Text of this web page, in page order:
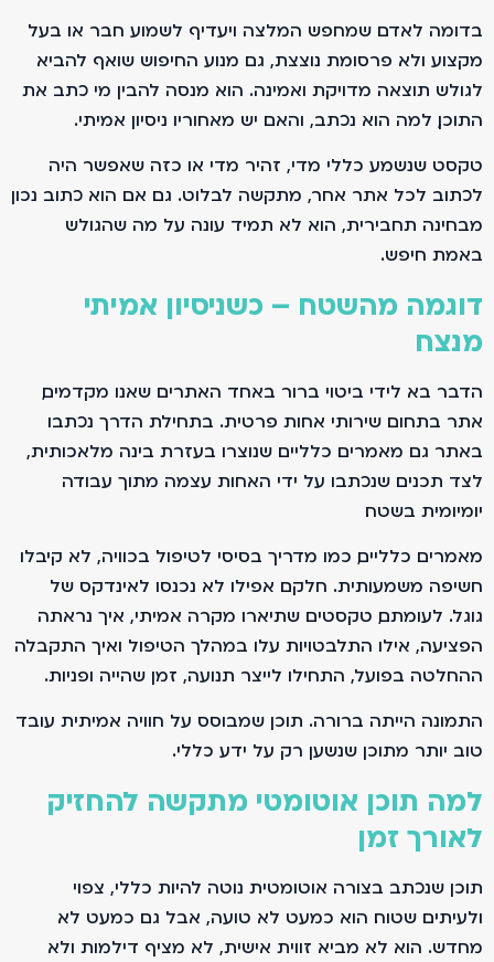
בדומה לאדם שמחפש המלצה ויעדיף לשמוע חבר או בעל
מקצוע ולא פרסומת נוצצת, גם מנוע החיפוש שואף להביא
לגולש תוצאה מדויקת ואמינה. הוא מנסה להבין מי כתב את
התוכן, למה הוא נכתב, והאם יש מאחוריו ניסיון אמיתי.
טקסט שנשמע כללי מדי, זהיר מדי או כזה שאפשר היה
לכתוב לכל אתר אחר, מתקשה לבלוט. גם אם הוא כתוב נכון
מבחינה תחבירית, הוא לא תמיד עונה על מה שהגולש
באמת חיפש.
דוגמה מהשטח – כשניסיון אמיתי
מנצח
הדבר בא לידי ביטוי ברור באחד האתרים שאנו מקדמים,
אתר בתחום שירותי אחות פרטית. בתחילת הדרך נכתבו
באתר גם מאמרים כלליים שנוצרו בעזרת בינה מלאכותית,
לצד תכנים שנכתבו על ידי האחות עצמה מתוך עבודה
יומיומית בשטח.
מאמרים כלליים, כמו מדריך בסיסי לטיפול בכוויה, לא קיבלו
חשיפה משמעותית. חלקם אפילו לא נכנסו לאינדקס של
גוגל. לעומתם, טקסטים שתיארו מקרה אמיתי, איך נראתה
הפציעה, אילו התלבטויות עלו במהלך הטיפול ואיך התקבלה
ההחלטה בפועל, התחילו לייצר תנועה, זמן שהייה ופניות.
התמונה הייתה ברורה. תוכן שמבוסס על חוויה אמיתית עובד
טוב יותר מתוכן שנשען רק על ידע כללי.
למה תוכן אוטומטי מתקשה להחזיק
לאורך זמן
תוכן שנכתב בצורה אוטומטית נוטה להיות כללי, צפוי
ולעיתים שטוח. הוא כמעט לא טועה, אבל גם כמעט לא
מחדש. הוא לא מביא זווית אישית, לא מציף דילמות ולא